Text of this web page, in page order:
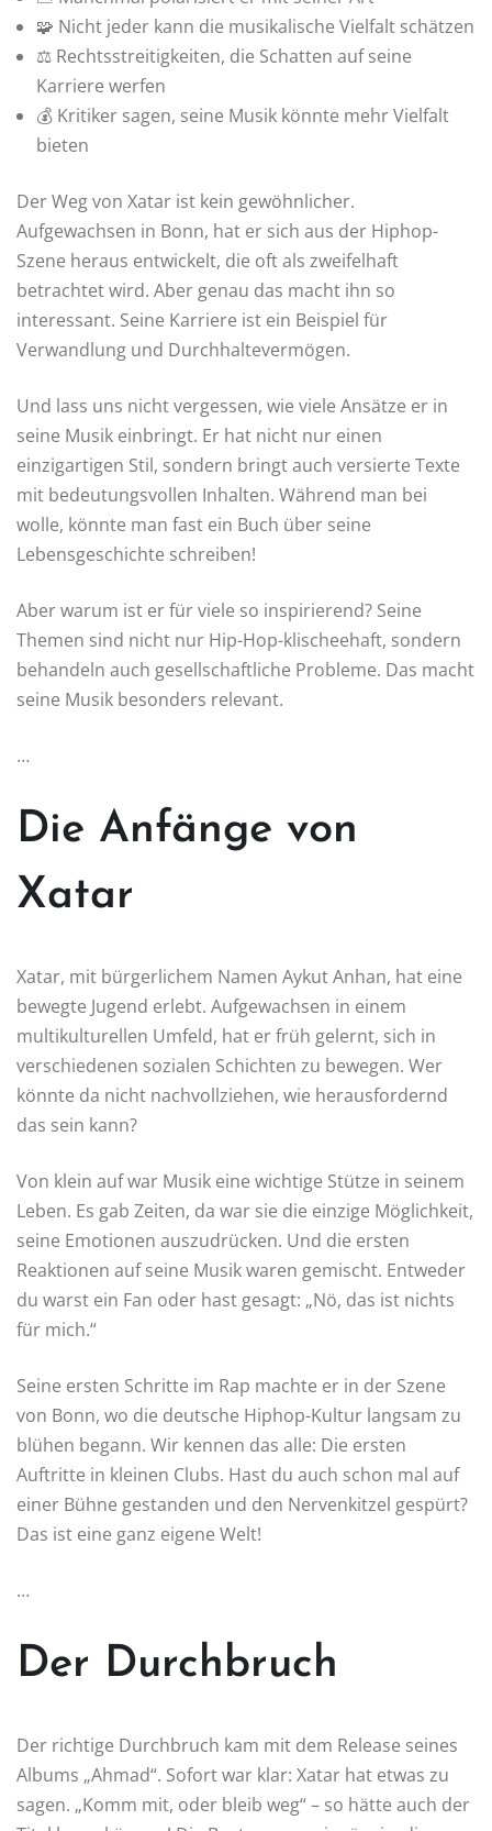
🧩 Nicht jeder kann die musikalische Vielfalt schätzen
⚖️ Rechtsstreitigkeiten, die Schatten auf seine
Karriere werfen
💰 Kritiker sagen, seine Musik könnte mehr Vielfalt
bieten
Der Weg von Xatar ist kein gewöhnlicher.
Aufgewachsen in Bonn, hat er sich aus der Hiphop-
Szene heraus entwickelt, die oft als zweifelhaft
betrachtet wird. Aber genau das macht ihn so
interessant. Seine Karriere ist ein Beispiel für
Verwandlung und Durchhaltevermögen.
Und lass uns nicht vergessen, wie viele Ansätze er in
seine Musik einbringt. Er hat nicht nur einen
einzigartigen Stil, sondern bringt auch versierte Texte
mit bedeutungsvollen Inhalten. Während man bei
wolle, könnte man fast ein Buch über seine
Lebensgeschichte schreiben!
Aber warum ist er für viele so inspirierend? Seine
Themen sind nicht nur Hip-Hop-klischeehaft, sondern
behandeln auch gesellschaftliche Probleme. Das macht
seine Musik besonders relevant.
…
Die Anfänge von
Xatar
Xatar, mit bürgerlichem Namen Aykut Anhan, hat eine
bewegte Jugend erlebt. Aufgewachsen in einem
multikulturellen Umfeld, hat er früh gelernt, sich in
verschiedenen sozialen Schichten zu bewegen. Wer
könnte da nicht nachvollziehen, wie herausfordernd
das sein kann?
Von klein auf war Musik eine wichtige Stütze in seinem
Leben. Es gab Zeiten, da war sie die einzige Möglichkeit,
seine Emotionen auszudrücken. Und die ersten
Reaktionen auf seine Musik waren gemischt. Entweder
du warst ein Fan oder hast gesagt: „Nö, das ist nichts
für mich.“
Seine ersten Schritte im Rap machte er in der Szene
von Bonn, wo die deutsche Hiphop-Kultur langsam zu
blühen begann. Wir kennen das alle: Die ersten
Auftritte in kleinen Clubs. Hast du auch schon mal auf
einer Bühne gestanden und den Nervenkitzel gespürt?
Das ist eine ganz eigene Welt!
…
Der Durchbruch
Der richtige Durchbruch kam mit dem Release seines
Albums „Ahmad“. Sofort war klar: Xatar hat etwas zu
sagen. „Komm mit, oder bleib weg“ – so hätte auch der